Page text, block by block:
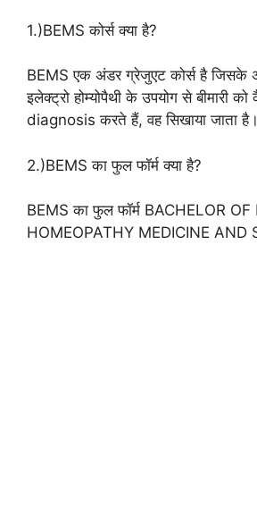
1.)BEMS कोर्स क्या है?
BEMS एक अंडर ग्रेजुएट कोर्स है जिसके
इलेक्ट्रो होम्योपैथी के उपयोग से बीमारी
diagnosis करते हैं, वह सिखाया जाता है।
2.)BEMS का फुल फॉर्म क्या है?
BEMS का फुल फॉर्म BACHELOR OF
HOMEOPATHY MEDICINE AND